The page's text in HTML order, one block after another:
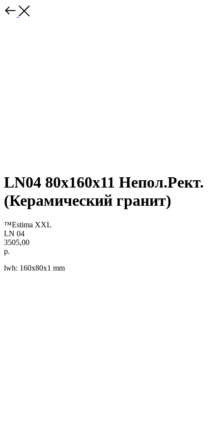
LN04 80x160x11 Непол.Рект.
(Керамический гранит)
™Estima XXL
LN 04
3505,00
р.
lwh: 160x80x1 mm